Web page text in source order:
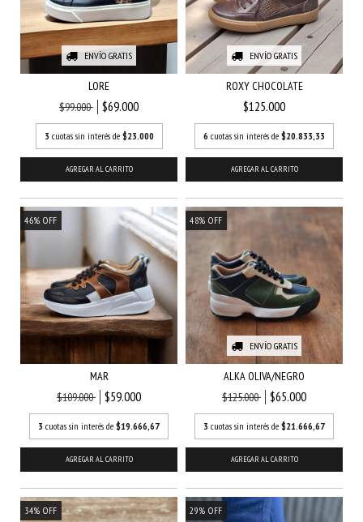
ENVÍO GRATIS
LORE
$99.000
$69.000
3 cuotas sin interés de $23.000
AGREGAR AL CARRITO
ENVÍO GRATIS
ROXY CHOCOLATE
$125.000
6 cuotas sin interés de $20.833,33
AGREGAR AL CARRITO
46% OFF
MAR
$109.000
$59.000
3 cuotas sin interés de $19.666,67
AGREGAR AL CARRITO
48% OFF
ENVÍO GRATIS
ALKA OLIVA/NEGRO
$125.000
$65.000
3 cuotas sin interés de $21.666,67
AGREGAR AL CARRITO
34% OFF 29% OFF